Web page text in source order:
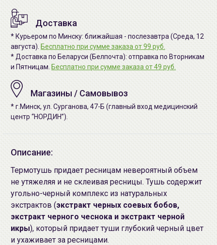
Доставка
* Курьером по Минску: ближайшая - послезавтра (Среда, 12
августа). Бесплатно при сумме заказа от 99 руб.
* Доставка по Беларуси (Белпочта): отправка по Вторникам
и Пятницам. Бесплатно при сумме заказа от 49 руб.
Магазины / Самовывоз
* г.Минск, ул. Сурганова, 47-Б (главный вход медицинский
центр “НОРДИН”).
Описание:
Термотушь придает ресницам невероятный объем
не утяжеляя и не склеивая ресницы. Тушь содержит
угольно-черный комплекс из натуральных
экстрактов (экстракт черных соевых бобов,
экстракт черного чеснока и экстракт черной
икры), который придает туши глубокий черный цвет
и ухаживает за ресницами.